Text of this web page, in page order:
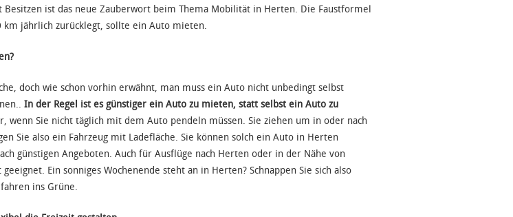
ist das neue Zauberwort beim Thema Mobilität in Herten. Die Faustformel
km jährlich zurücklegt, sollte ein Auto mieten.
doch wie schon vorhin erwähnt, man muss ein Auto nicht unbedingt selbst
In der Regel ist es günstiger ein Auto zu mieten, statt selbst ein Auto zu
wenn Sie nicht täglich mit dem Auto pendeln müssen. Sie ziehen um in oder nach
Sie also ein Fahrzeug mit Ladefläche. Sie können solch ein Auto in Herten
günstigen Angeboten. Auch für Ausflüge nach Herten oder in der Nähe von
Ein sonniges Wochenende steht an in Herten? Schnappen Sie sich also
ins Grüne.